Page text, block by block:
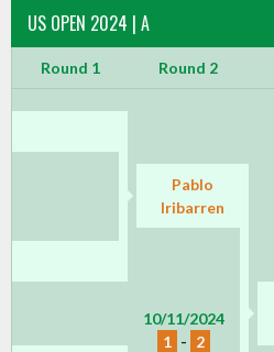
US OPEN 2024 | A
Round 1 Round 2
Pablo
Iribarren
10/11/2024
1 - 2